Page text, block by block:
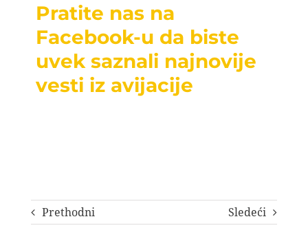
Pratite nas na
Facebook-u da biste
uvek saznali najnovije
vesti iz avijacije
Prethodni Sledeći